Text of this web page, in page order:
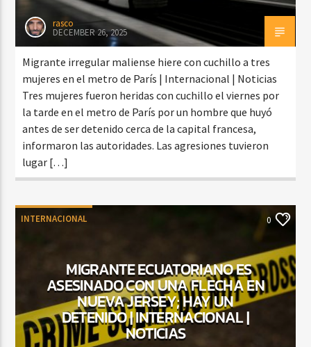
rasco
DECEMBER 26, 2025
Migrante irregular maliense hiere con cuchillo a tres
mujeres en el metro de París | Internacional | Noticias
Tres mujeres fueron heridas con cuchillo el viernes por
la tarde en el metro de París por un hombre que huyó
antes de ser detenido cerca de la capital francesa,
informaron las autoridades. Las agresiones tuvieron
lugar […]
INTERNACIONAL 0
MIGRANTE ECUATORIANO ES
ASESINADO CON UNA FLECHA EN
NUEVA JERSEY; HAY UN
DETENIDO | INTERNACIONAL |
NOTICIAS